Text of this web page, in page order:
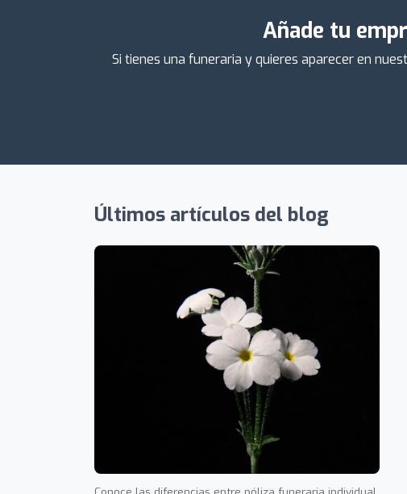
Añade tu
Si tienes una funeraria y quieres aparecer en
Últimos artículos del blog